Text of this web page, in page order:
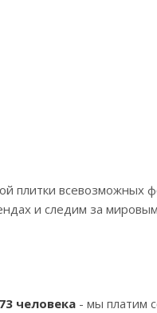
плитки всевозможных
и следим за
человека - мы платим